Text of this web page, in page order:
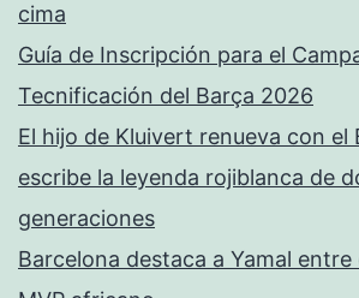
cima
Guía de Inscripción para el
Tecnificación del Barça 2026
El hijo de Kluivert renueva con el
escribe la leyenda rojiblanca de
generaciones
Barcelona destaca a Yamal